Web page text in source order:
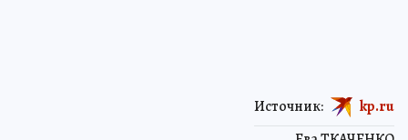
Источник: kp.ru